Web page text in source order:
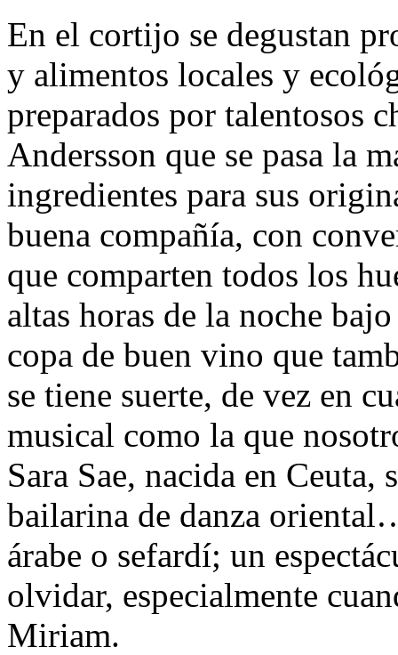
En el cortijo se degustan
y alimentos locales y
preparados por talentosos
Andersson que se pasa la
ingredientes para sus
buena compañía, con
que comparten todos los
altas horas de la noche
copa de buen vino que
se tiene suerte, de vez en
musical como la que
Sara Sae, nacida en
bailarina de danza
árabe o sefardí; un
olvidar, especialmente
Miriam.